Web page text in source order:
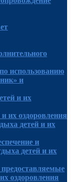
использованию
и
и их
их оздоровления
детей и их
и
детей и их
оздоровления